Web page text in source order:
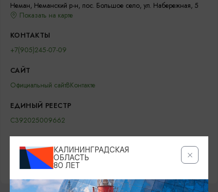
Неман, Неманский р-н, пос. Большое село, ул. Набережная, 5
Показать на карте
КОНТАКТЫ
+7(905)245-07-09
САЙТ
Официальный сайтВКонтакте
ЕДИНЫЙ РЕЕСТР
С392025009662
РЯДОМ ОЗЕРО/РЕКА
КАЛИНИНГРАДСКАЯ
ОБЛАСТЬ
80 ЛЕТ